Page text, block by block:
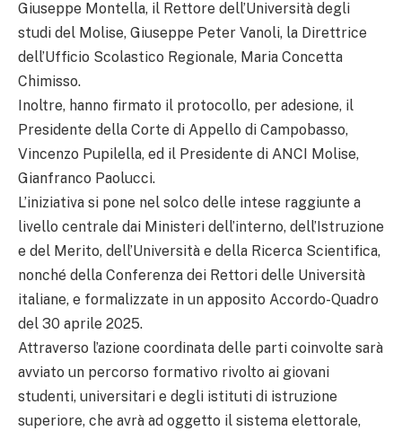
Giuseppe Montella, il Rettore dell’Università degli
studi del Molise, Giuseppe Peter Vanoli, la Direttrice
dell’Ufficio Scolastico Regionale, Maria Concetta
Chimisso.
Inoltre, hanno firmato il protocollo, per adesione, il
Presidente della Corte di Appello di Campobasso,
Vincenzo Pupilella, ed il Presidente di ANCI Molise,
Gianfranco Paolucci.
L’iniziativa si pone nel solco delle intese raggiunte a
livello centrale dai Ministeri dell’interno, dell’Istruzione
e del Merito, dell’Università e della Ricerca Scientifica,
nonché della Conferenza dei Rettori delle Università
italiane, e formalizzate in un apposito Accordo-Quadro
del 30 aprile 2025.
Attraverso l’azione coordinata delle parti coinvolte sarà
avviato un percorso formativo rivolto ai giovani
studenti, universitari e degli istituti di istruzione
superiore, che avrà ad oggetto il sistema elettorale,